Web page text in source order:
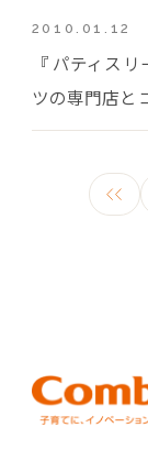
2010.01.12
『 パティス
ツの専門店と